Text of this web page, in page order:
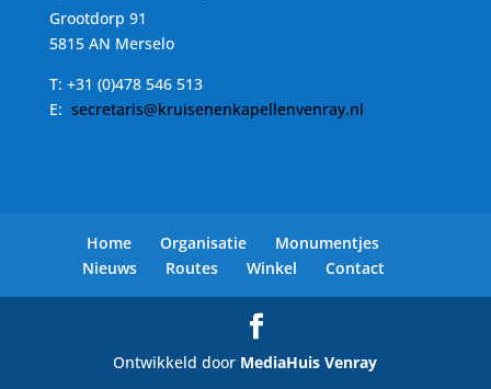
Grootdorp 91
5815 AN Merselo
T: +31 (0)478 546 513
E: secretaris@kruisenenkapellenvenray.nl
Home Organisatie
Monumentjes
Nieuws
Routes Winkel Contact
Ontwikkeld door MediaHuis Venray